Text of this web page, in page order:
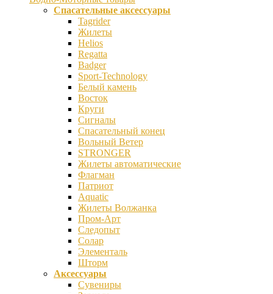
Спасательные аксессуары
Tagrider
Жилеты
Helios
Regatta
Badger
Sport-Technology
Белый камень
Восток
Круги
Сигналы
Спасательный конец
Вольный Ветер
STRONGER
Жилеты автоматические
Флагман
Патриот
Aquatic
Жилеты Волжанка
Пром-Арт
Следопыт
Солар
Элементаль
Шторм
Аксессуары
Сувениры